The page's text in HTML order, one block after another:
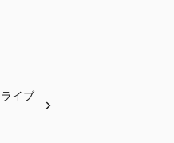
イブ